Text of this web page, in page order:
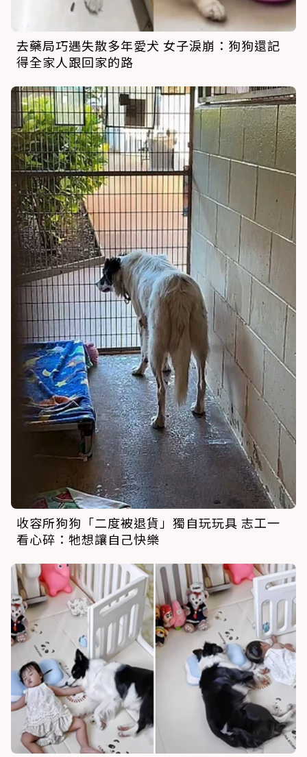
去藥局巧遇失散多年愛犬 女子淚崩：狗狗還記
得全家人跟回家的路
收容所狗狗「二度被退貨」獨自玩玩具 志工一
看心碎：牠想讓自己快樂